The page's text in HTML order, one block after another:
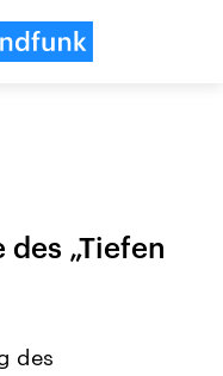
„Tiefen
des